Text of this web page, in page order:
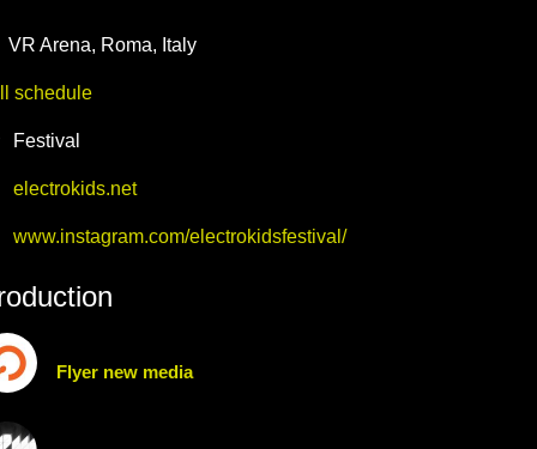
04-13T10:00:00.000Z
VR Arena, Roma, Italy
schedule
Festival
electrokids.net
www.instagram.com/electrokidsfestival/
Flyer new media